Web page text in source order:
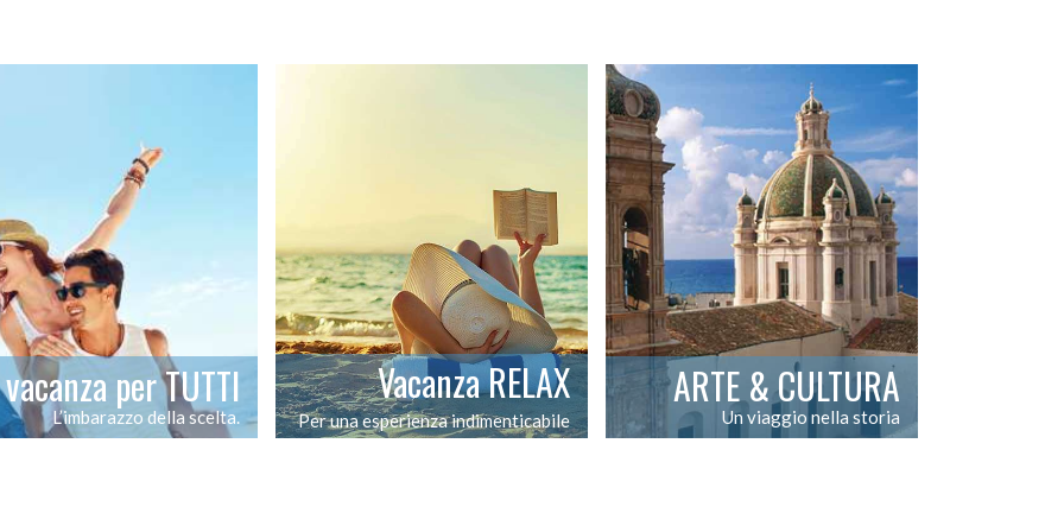
vacanza per TUTTI
L’imbarazzo della scelta.
Vacanza RELAX
Per una esperienza indimenticabile
ARTE & CULTURA
Un viaggio nella storia